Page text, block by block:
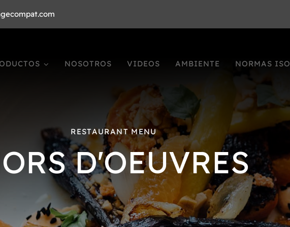
NOSOTROS VIDEOS AMBIENTE NORMAS ISO
RESTAURANT MENU
D'OEUVRES